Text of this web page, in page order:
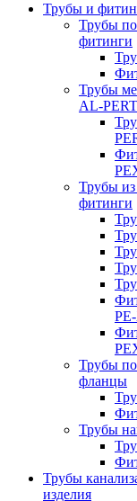
Трубы и
Трубы
фитинги
Трубы
AL-
Трубы
фитинги
Трубы
фланцы
Трубы
Трубы
изделия